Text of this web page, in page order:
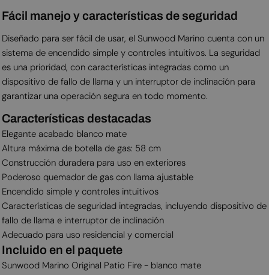
Fácil manejo y características de seguridad
Diseñado para ser fácil de usar, el Sunwood Marino cuenta con un
sistema de encendido simple y controles intuitivos. La seguridad
es una prioridad, con características integradas como un
dispositivo de fallo de llama y un interruptor de inclinación para
garantizar una operación segura en todo momento.
Características destacadas
Elegante acabado blanco mate
Altura máxima de botella de gas: 58 cm
Construcción duradera para uso en exteriores
Poderoso quemador de gas con llama ajustable
Encendido simple y controles intuitivos
Características de seguridad integradas, incluyendo dispositivo de
fallo de llama e interruptor de inclinación
Adecuado para uso residencial y comercial
Incluido en el paquete
Sunwood Marino Original Patio Fire - blanco mate